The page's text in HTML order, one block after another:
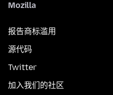
Mozilla
报告商标滥用
源代码
Twitter
加入我们的社区